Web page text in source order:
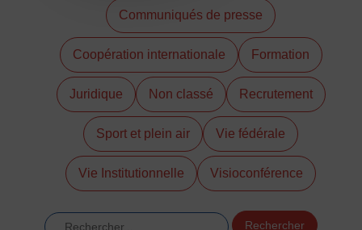
Présentation
Histoire
Fonctionnement
Partenaires
Les Boutiques F.S.G.T
Ressources média
DÉVELOPPEMENT
Enfance / Famille
Communiqués de presse
Coopération internationale Formation
Juridique Non classé Recrutement
Sport et plein air Vie fédérale
Vie Institutionnelle Visioconférence